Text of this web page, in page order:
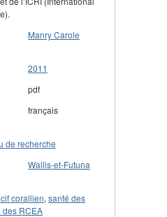
Manry Carole
2011
pdf
français
de recherche
Wallis-et-Futuna
corallien, santé des
RCEA